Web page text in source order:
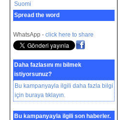
Suomi
Spread the word
WhatsApp - click here to share
Daha fazlasını mı bilmek
istiyorsunuz?
Bu kampanyayla ilgili daha fazla bilgi
için buraya tıklayın.
Bu kampanyayla ilgili son haberler.